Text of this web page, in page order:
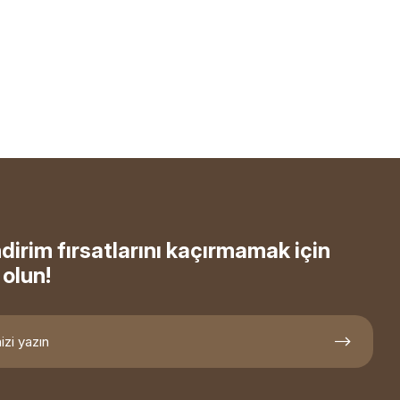
fırsatlarını kaçırmamak için